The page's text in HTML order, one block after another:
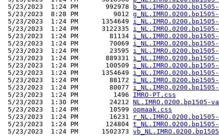
5/23/2023  1:24 PM       992978
5/23/2023  8:28 PM         9012
5/23/2023  1:24 PM      1354649
5/23/2023  1:24 PM      3122335
5/23/2023  1:24 PM        81134
5/23/2023  1:24 PM        70069
5/23/2023  1:24 PM        23595
5/23/2023  1:24 PM       889331
5/23/2023  1:24 PM       100509
5/23/2023  1:24 PM      1354649
5/23/2023  1:24 PM        88172
5/23/2023  1:24 PM        80077
5/23/2023  1:24 PM         1496 IMRO-PT.css
5/23/2023  1:30 PM        24212 NL.IMRO.0200.bp1505-
5/23/2023  1:24 PM        10599 opmaak.css
5/23/2023  1:24 PM        16231
5/23/2023  1:24 PM       124804
5/23/2023  1:24 PM      1502373